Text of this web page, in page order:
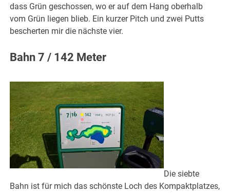
dass Grün geschossen, wo er auf dem Hang oberhalb
vom Grün liegen blieb. Ein kurzer Pitch und zwei Putts
bescherten mir die nächste vier.
Bahn 7 / 142 Meter
Die siebte
Bahn ist für mich das schönste Loch des Kompaktplatzes,